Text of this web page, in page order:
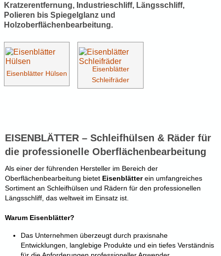
Kratzerentfernung, Industrieschliff, Längsschliff,
Polieren bis Spiegelglanz und
Holzoberflächenbearbeitung.
Eisenblätter Hülsen
Eisenblätter
Schleifräder
EISENBLÄTTER – Schleifhülsen & Räder für
die professionelle Oberflächenbearbeitung
Als einer der führenden Hersteller im Bereich der
Oberflächenbearbeitung bietet Eisenblätterein umfangreiches
Sortiment an Schleifhülsen und Rädern für den professionellen
Längsschliff, das weltweit im Einsatz ist.
Warum Eisenblätter?
Das Unternehmen überzeugt durch praxisnahe
Entwicklungen, langlebige Produkte und ein tiefes Verständnis